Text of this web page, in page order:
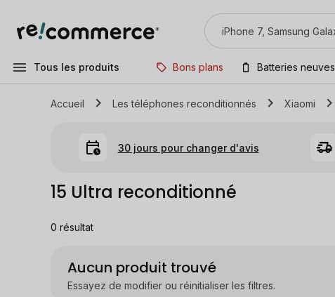
Tous les produits Bons plans Batteries neuves
Accueil Les téléphones reconditionnés Xiaomi
30 jours pour changer d'avis
15 Ultra reconditionné
0 résultat
Aucun produit trouvé
Essayez de modifier ou réinitialiser les filtres.